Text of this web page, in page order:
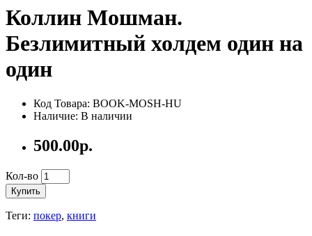
Коллин Мошман.
Безлимитный холдем один на
один
Код Товара: BOOK-MOSH-HU
Наличие: В наличии
500.00р.
Кол-во
Купить
Теги: покер, книги